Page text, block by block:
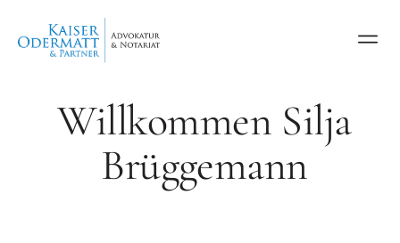
Willkommen Silja
Brüggemann